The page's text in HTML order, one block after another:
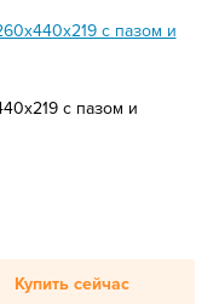
с пазом и
Купить сейчас